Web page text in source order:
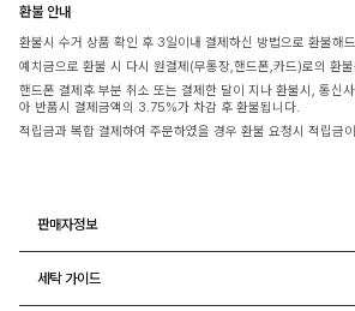
환불 안내
환불시 수거 상품 확인 후 3일이내 결제하신 방법으로 환불해
예치금으로 환불 시 다시 원결제(무통장,핸드폰,카드)로의 환
핸드폰 결제후 부분 취소 또는 결제한 달이 지나 환불시, 통신
아 반품시 결제금액의 3.75%가 차감 후 환불됩니다.
적립금과 복합 결제하여 주문하였을 경우 환불 요청시 적립금
판매자정보
세탁 가이드